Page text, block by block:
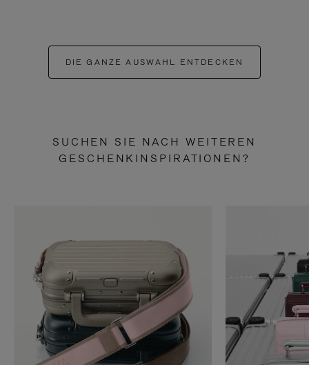
DIE GANZE AUSWAHL ENTDECKEN
SUCHEN SIE NACH WEITEREN
GESCHENKINSPIRATIONEN?